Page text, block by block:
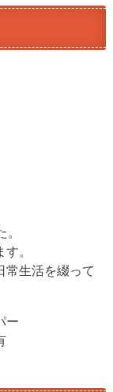
。
常生活を綴って
ー